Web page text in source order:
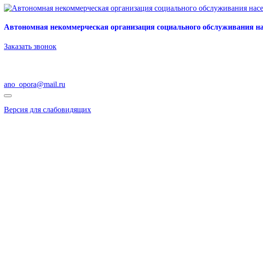
Автономная некоммерческая организация социального обслуживания
Заказать звонок
ano_opora@mail.ru
Версия для слабовидящих